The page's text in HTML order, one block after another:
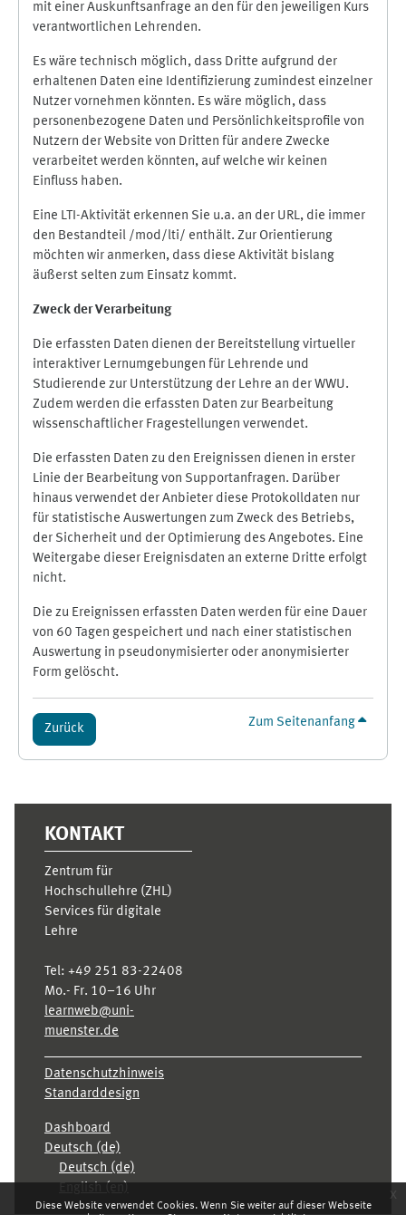
Diese Website verwendet Cookies. Wenn Sie weiter auf dieser Webseite
x
mit einer Auskunftsanfrage an den für den jeweiligen Kurs
verantwortlichen Lehrenden.
Es wäre technisch möglich, dass Dritte aufgrund der
erhaltenen Daten eine Identifizierung zumindest einzelner
Nutzer vornehmen könnten. Es wäre möglich, dass
personenbezogene Daten und Persönlichkeitsprofile von
Nutzern der Website von Dritten für andere Zwecke
verarbeitet werden könnten, auf welche wir keinen
Einfluss haben.
Eine LTI-Aktivität erkennen Sie u.a. an der URL, die immer
den Bestandteil /mod/lti/ enthält. Zur Orientierung
möchten wir anmerken, dass diese Aktivität bislang
äußerst selten zum Einsatz kommt.
Zweck der Verarbeitung
Die erfassten Daten dienen der Bereitstellung virtueller
interaktiver Lernumgebungen für Lehrende und
Studierende zur Unterstützung der Lehre an der WWU.
Zudem werden die erfassten Daten zur Bearbeitung
wissenschaftlicher Fragestellungen verwendet.
Die erfassten Daten zu den Ereignissen dienen in erster
Linie der Bearbeitung von Supportanfragen. Darüber
hinaus verwendet der Anbieter diese Protokolldaten nur
für statistische Auswertungen zum Zweck des Betriebs,
der Sicherheit und der Optimierung des Angebotes. Eine
Weitergabe dieser Ereignisdaten an externe Dritte erfolgt
nicht.
Die zu Ereignissen erfassten Daten werden für eine Dauer
von 60 Tagen gespeichert und nach einer statistischen
Auswertung in pseudonymisierter oder anonymisierter
Form gelöscht.
Zurück Zum Seitenanfang
KONTAKT
Zentrum für
Hochschullehre (ZHL)
Services für digitale
Lehre
Tel: +49 251 83-22408
Mo.- Fr. 10–16 Uhr
learnweb@uni-
muenster.de
Datenschutzhinweis
Standarddesign
Dashboard
Deutsch ‎(de)‎
Deutsch ‎(de)‎